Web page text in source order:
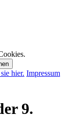
9.
hier. Impressum